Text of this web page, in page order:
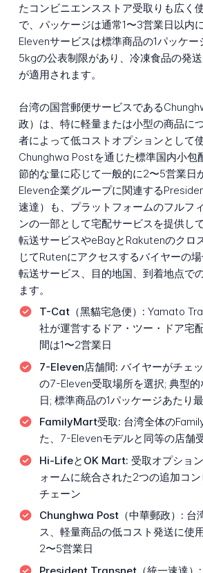
たコンビニエンスストア受取りも広く
で、パッケージは通常1〜3営業日以内
Elevenサービスは標準商品の1パッケ
5kgの公表制限があり、冷凍食品の発
が適用されます。
台湾の国営郵便サービスである
政）は、特に軽量または小型の商品に
者によって低コストオプションとして
Chunghwa Postを通じた標準国内小包
節的な量に応じて一般的に2〜5営業日
Eleven企業グループに関連する
速達）も、プラットフォームのフルフ
ンの一部として宅配サービスを提供し
転送サービスやeBayとRakutenのクロ
じてRutenにアクセスするバイヤーの
転送サービス、目的地国、到着地点で
ます。
T-Cat（黑貓宅急便）: Yamato
社が運営するドア・ツー・ドア宅
間は1〜2営業日
7-Eleven店舗間: バイヤーがチェ
の7-Eleven受取場所を選択; 典型的
日; 標準商品の1パッケージあたり
FamilyMart受取: 台湾全体の
た、7-Elevenモデルと同等の店舗
Hi-LifeとOK Mart: 受取オプショ
ォームに統合された2つの追加コ
チェーン
Chunghwa Post（中華郵政）: 台
ス、軽量商品の低コスト発送に使
2〜5営業日